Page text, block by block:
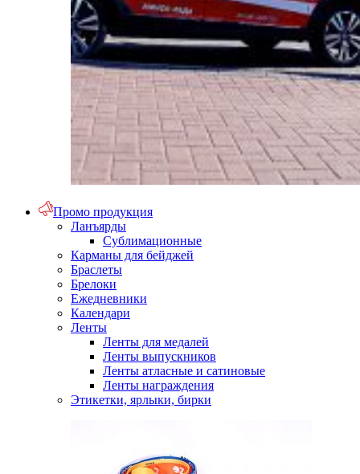
Промо продукция
Ланъярды
Сублимационные
Карманы для бейджей
Браслеты
Брелоки
Ежедневники
Календари
Ленты
Ленты для медалей
Ленты выпускников
Ленты атласные и сатиновые
Ленты награждения
Этикетки, ярлыки, бирки